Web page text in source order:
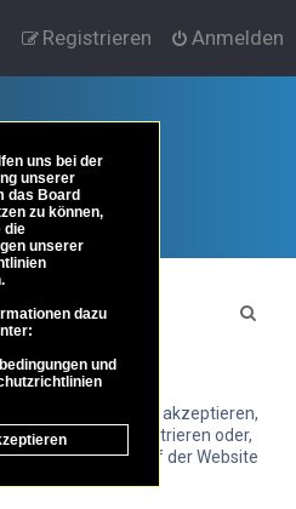
Anmelden
Registrieren
Foren-Übersicht
von DIA-LOGOS akzeptieren,
Website registrieren oder,
bevor Sie sich auf der Website
uns bei der
unserer
das Board
zu können,
die
unserer
dazu
und